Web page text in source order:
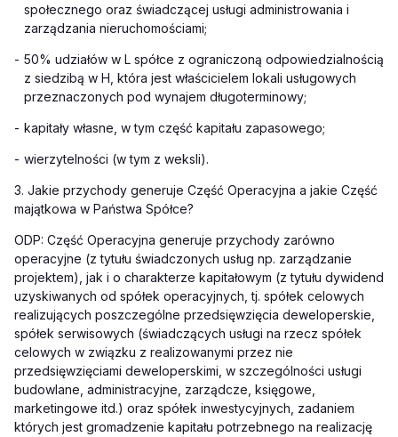
społecznego oraz świadczącej usługi administrowania i
zarządzania nieruchomościami;
- 50% udziałów w L spółce z ograniczoną odpowiedzialnością
z siedzibą w H, która jest właścicielem lokali usługowych
przeznaczonych pod wynajem długoterminowy;
- kapitały własne, w tym część kapitału zapasowego;
- wierzytelności (w tym z weksli).
3. Jakie przychody generuje Część Operacyjna a jakie Część
majątkowa w Państwa Spółce?
ODP: Część Operacyjna generuje przychody zarówno
operacyjne (z tytułu świadczonych usług np. zarządzanie
projektem), jak i o charakterze kapitałowym (z tytułu dywidend
uzyskiwanych od spółek operacyjnych, tj. spółek celowych
realizujących poszczególne przedsięwzięcia deweloperskie,
spółek serwisowych (świadczących usługi na rzecz spółek
celowych w związku z realizowanymi przez nie
przedsięwzięciami deweloperskimi, w szczególności usługi
budowlane, administracyjne, zarządcze, księgowe,
marketingowe itd.) oraz spółek inwestycyjnych, zadaniem
których jest gromadzenie kapitału potrzebnego na realizację